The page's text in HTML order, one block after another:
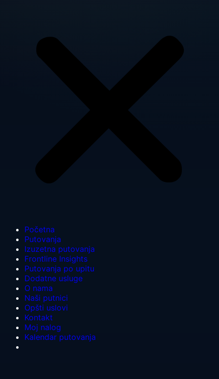
Početna
Putovanja
Izuzetna putovanja
Frontline Insights
Putovanja po upitu
Dodatne usluge
O nama
Naši putnici
Opšti uslovi
Kontakt
Moj nalog
Kalendar putovanja